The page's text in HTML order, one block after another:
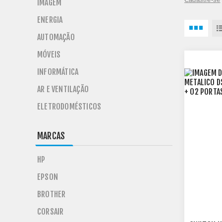
IMAGEM
ENERGIA
AUTOMAÇÃO
MÓVEIS
INFORMÁTICA
AR E VENTILAÇÃO
ELETRODOMÉSTICOS
MARCAS
HP
EPSON
BROTHER
CORSAIR